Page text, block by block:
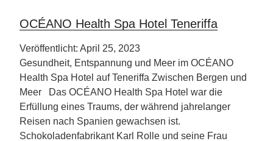
OCÉANO Health Spa Hotel Teneriffa
Veröffentlicht: April 25, 2023
Gesundheit, Entspannung und Meer im OCÉANO
Health Spa Hotel auf Teneriffa Zwischen Bergen und
Meer Das OCÉANO Health Spa Hotel war die
Erfüllung eines Traums, der während jahrelanger
Reisen nach Spanien gewachsen ist.
Schokoladenfabrikant Karl Rolle und seine Frau